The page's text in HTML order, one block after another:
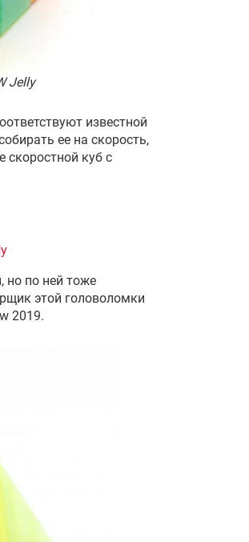
Jelly
известной
ее на скорость,
скоростной куб с
но по ней тоже
этой головоломки
2019.